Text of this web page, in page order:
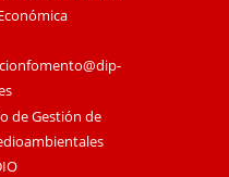
de Gestión de